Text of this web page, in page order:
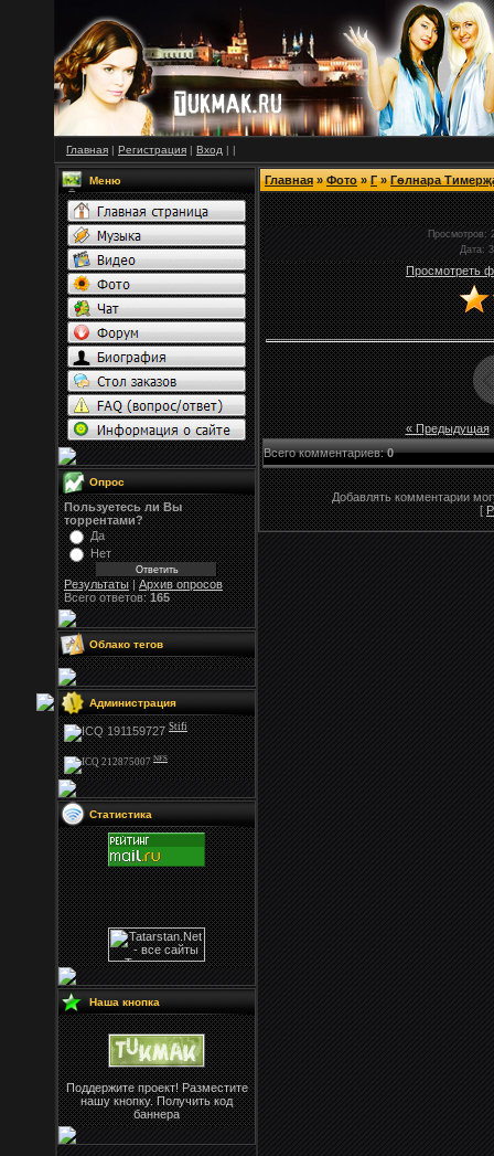
Главная | Регистрация | Вход | |
Меню
Опрос
Пользуетесь ли Вы
торрентами?
Да
Нет
Результаты|Архив опросов
Всего ответов:165
Облако тегов
Администрация
Stifi
NFS
Статистика
Наша кнопка
Поддержите проект! Разместите
нашу кнопку. Получить код
баннера
Главная»Фото»Г »Гөлнара
Просмотров:
Дата:
Просмотреть
« Предыдущая
Всего комментариев:0
Добавлять комментарии
[